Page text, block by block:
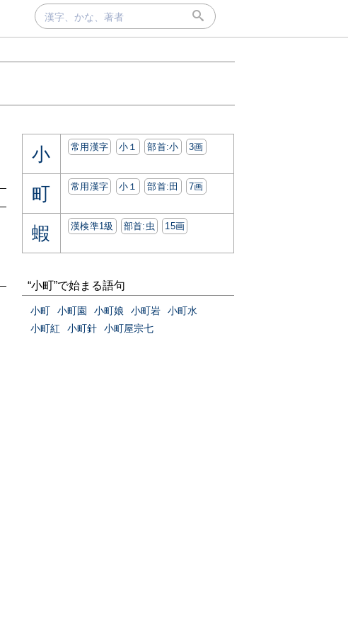
小 常用漢字 小１ 部首:⼩ 3画
町 常用漢字 小１ 部首:⽥ 7画
蝦 漢検準1級 部首:⾍ 15画
“小町”で始まる語句
小町 小町園 小町娘 小町岩
小町水
小町紅
小町針 小町屋宗七